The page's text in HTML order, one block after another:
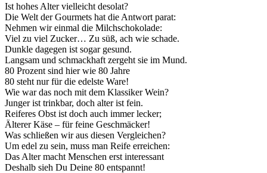
Ist hohes Alter vielleicht desolat?
Die Welt der Gourmets hat die Antwort parat:
Nehmen wir einmal die Milchschokolade:
Viel zu viel Zucker… Zu süß, ach wie schade.
Dunkle dagegen ist sogar gesund.
Langsam und schmackhaft zergeht sie im Mund.
80 Prozent sind hier wie 80 Jahre
80 steht nur für die edelste Ware!
Wie war das noch mit dem Klassiker Wein?
Junger ist trinkbar, doch alter ist fein.
Reiferes Obst ist doch auch immer lecker;
Älterer Käse – für feine Geschmäcker!
Was schließen wir aus diesen Vergleichen?
Um edel zu sein, muss man Reife erreichen:
Das Alter macht Menschen erst interessant
Deshalb sieh Du Deine 80 entspannt!